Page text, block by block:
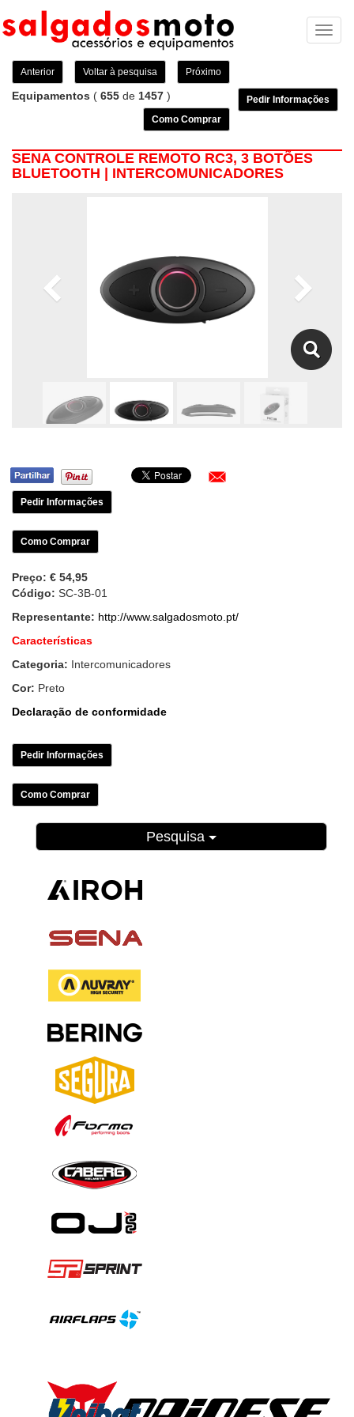
Anterior Voltar à pesquisa Próximo
Equipamentos ( 655 de 1457 )
Pedir Informações
Como Comprar
SENA CONTROLE REMOTO RC3, 3 BOTÕES
BLUETOOTH | INTERCOMUNICADORES
Pedir Informações
Como Comprar
Preço: € 54,95
Código: SC-3B-01
Representante: http://www.salgadosmoto.pt/
Características
Categoria: Intercomunicadores
Cor: Preto
Declaração de conformidade
Pedir Informações
Como Comprar
Pesquisa